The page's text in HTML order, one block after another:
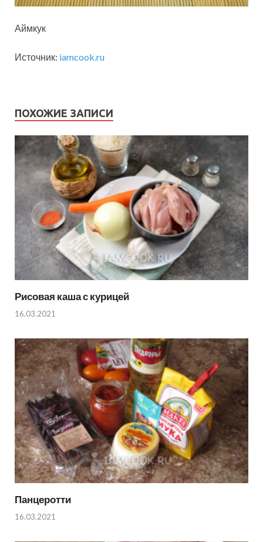
Аймкук
Источник: iamcook.ru
ПОХОЖИЕ ЗАПИСИ
Рисовая каша с курицей
16.03.2021
Панцеротти
16.03.2021